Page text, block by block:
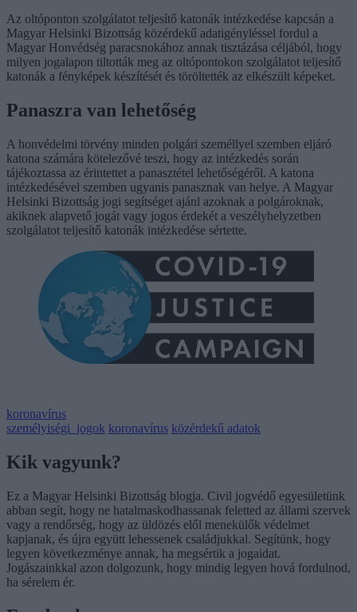
Az oltóponton szolgálatot teljesítő katonák intézkedése kapcsán a
Magyar Helsinki Bizottság közérdekű adatigényléssel fordul a
Magyar Honvédség paracsnokához annak tisztázása céljából, hogy
milyen jogalapon tiltották meg az oltópontokon szolgálatot teljesítő
katonák a fényképek készítését és töröltették az elkészült képeket.
Panaszra van lehetőség
A honvédelmi törvény minden polgári személlyel szemben eljáró
katona számára kötelezővé teszi, hogy az intézkedés során
tájékoztassa az érintettet a panasztétel lehetőségéről. A katona
intézkedésével szemben ugyanis panasznak van helye. A Magyar
Helsinki Bizottság jogi segítséget ajánl azoknak a polgároknak,
akiknek alapvető jogát vagy jogos érdekét a veszélyhelyzetben
szolgálatot teljesítő katonák intézkedése sértette.
koronavírus
személyiségi_jogok koronavírus közérdekű adatok
Kik vagyunk?
Ez a Magyar Helsinki Bizottság blogja. Civil jogvédő egyesületünk
abban segít, hogy ne hatalmaskodhassanak feletted az állami szervek
vagy a rendőrség, hogy az üldözés elől menekülők védelmet
kapjanak, és újra együtt lehessenek családjukkal. Segítünk, hogy
legyen következménye annak, ha megsértik a jogaidat.
Jogászainkkal azon dolgozunk, hogy mindig legyen hová fordulnod,
ha sérelem ér.